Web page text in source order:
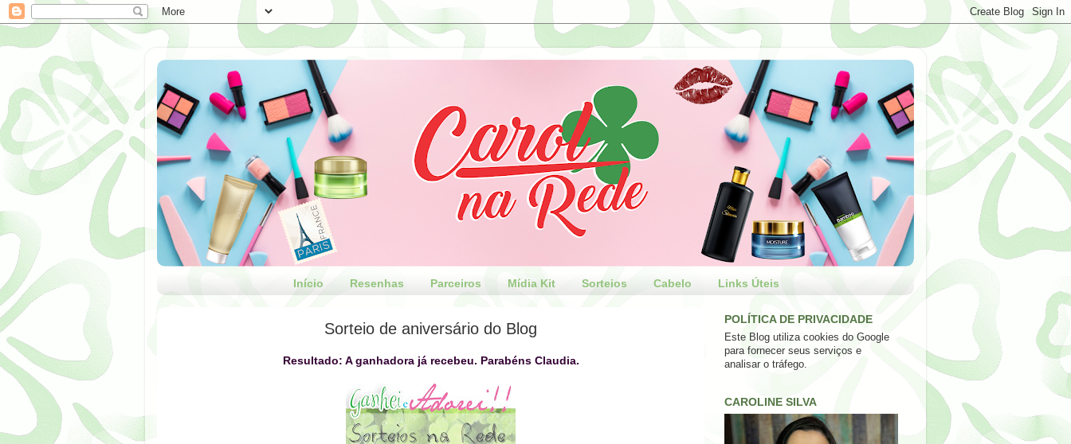
Início Resenhas Parceiros Mídia Kit Sorteios Cabelo Links Úteis
Sorteio de aniversário do Blog
Resultado: A ganhadora já recebeu. Parabéns Claudia.
POLÍTICA DE PRIVACIDADE
Este Blog utiliza cookies do Google
para fornecer seus serviços e
analisar o tráfego.
CAROLINE SILVA